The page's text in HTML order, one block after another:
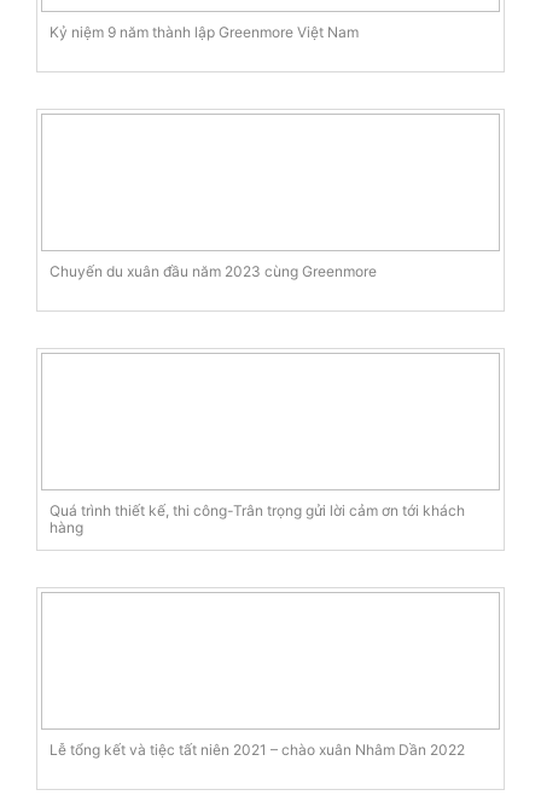
Kỷ niệm 9 năm thành lập Greenmore Việt Nam
Chuyến du xuân đầu năm 2023 cùng Greenmore
Quá trình thiết kế, thi công-Trân trọng gửi lời cảm ơn tới khách
hàng
Lễ tổng kết và tiệc tất niên 2021 – chào xuân Nhâm Dần 2022